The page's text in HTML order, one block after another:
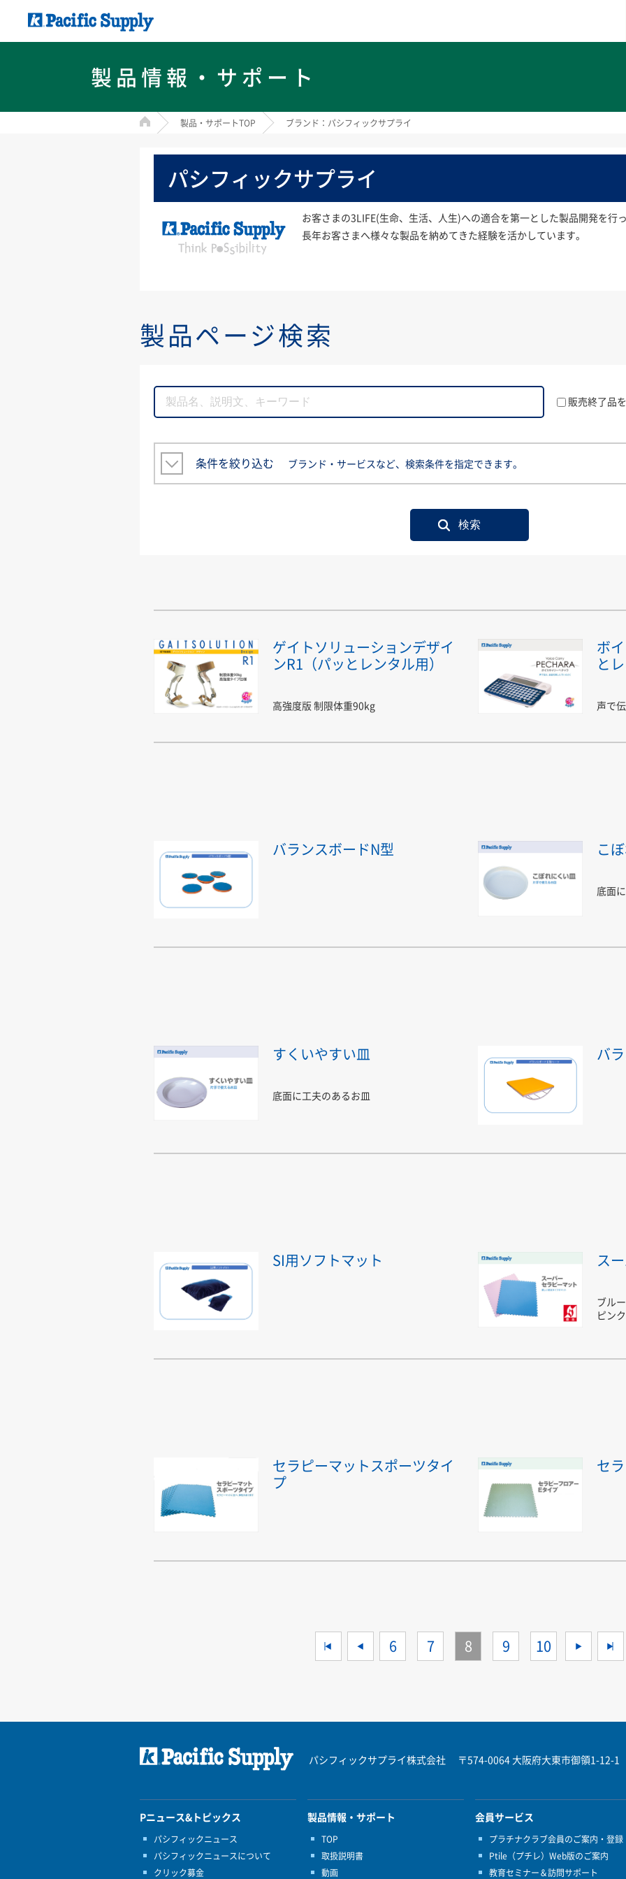
製品情報・サポート
HOME 製品・サポートTOP ブランド：パシフィックサプライ
パシフィックサプライ
お客さまの3LIFE(生命、生活、人生)への適合を第一とした製品開発を行
長年お客さまへ様々な製品を納めてきた経験を活かしています。
製品ページ検索
販売終了品
条件を絞り込む ブランド・サービスなど、検索条件を指定できます。
ゲイトソリューションデザイ
ンR1（パッとレンタル用）
高強度版 制限体重90kg
ボ
と
声で
バランスボードN型 こ
底面
すくいやすい皿
底面に工夫のあるお皿
バ
SI用ソフトマット ス
ブル
ピン
セラピーマットスポーツタイ
プ
セ
6 7 8 9 10
パシフィックサプライ株式会社 〒574-0064 大阪府大東市御領1-12-1
Pニュース&トピックス
パシフィックニュース
パシフィックニュースについて
クリック募金
製品情報・サポート
TOP
取扱説明書
動画
会員サービス
プラチナクラブ会員のご案内・登録
Ptile（プチレ）Web版のご案内
教育セミナー＆訪問サポート